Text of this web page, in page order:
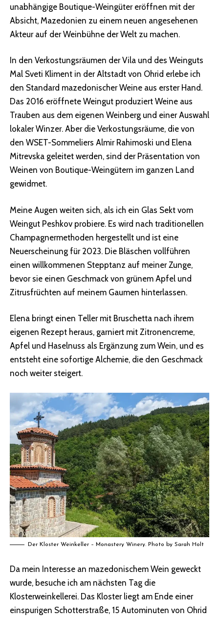
unabhängige Boutique-Weingüter eröffnen mit der
Absicht, Mazedonien zu einem neuen angesehenen
Akteur auf der Weinbühne der Welt zu machen.
In den Verkostungsräumen der Vila und des Weinguts
Mal Sveti Kliment in der Altstadt von Ohrid erlebe ich
den Standard mazedonischer Weine aus erster Hand.
Das 2016 eröffnete Weingut produziert Weine aus
Trauben aus dem eigenen Weinberg und einer Auswahl
lokaler Winzer. Aber die Verkostungsräume, die von
den WSET-Sommeliers Almir Rahimoski und Elena
Mitrevska geleitet werden, sind der Präsentation von
Weinen von Boutique-Weingütern im ganzen Land
gewidmet.
Meine Augen weiten sich, als ich ein Glas Sekt vom
Weingut Peshkov probiere. Es wird nach traditionellen
Champagnermethoden hergestellt und ist eine
Neuerscheinung für 2023. Die Bläschen vollführen
einen willkommenen Stepptanz auf meiner Zunge,
bevor sie einen Geschmack von grünem Apfel und
Zitrusfrüchten auf meinem Gaumen hinterlassen.
Elena bringt einen Teller mit Bruschetta nach ihrem
eigenen Rezept heraus, garniert mit Zitronencreme,
Apfel und Haselnuss als Ergänzung zum Wein, und es
entsteht eine sofortige Alchemie, die den Geschmack
noch weiter steigert.
Der Kloster Weinkeller – Monastery Winery. Photo by Sarah Holt
Da mein Interesse an mazedonischem Wein geweckt
wurde, besuche ich am nächsten Tag die
Klosterweinkellerei. Das Kloster liegt am Ende einer
einspurigen Schotterstraße, 15 Autominuten von Ohrid